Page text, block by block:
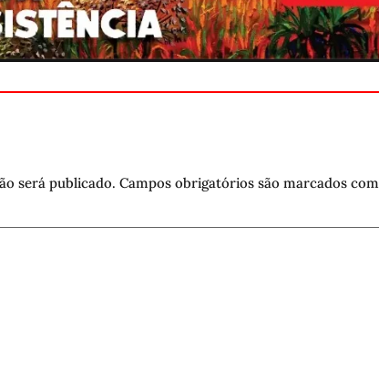
será publicado. Campos obrigatórios são marcados com